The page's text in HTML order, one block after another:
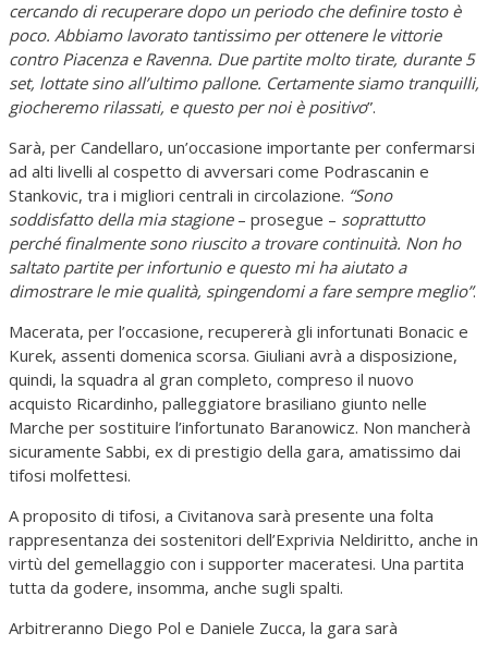
cercando di recuperare dopo un periodo che definire tosto è
poco. Abbiamo lavorato tantissimo per ottenere le vittorie
contro Piacenza e Ravenna. Due partite molto tirate, durante 5
set, lottate sino all’ultimo pallone. Certamente siamo tranquilli,
giocheremo rilassati, e questo per noi è positivo”.
Sarà, per Candellaro, un’occasione importante per confermarsi
ad alti livelli al cospetto di avversari come Podrascanin e
Stankovic, tra i migliori centrali in circolazione. “Sono
soddisfatto della mia stagione– prosegue – soprattutto
perché finalmente sono riuscito a trovare continuità. Non ho
saltato partite per infortunio e questo mi ha aiutato a
dimostrare le mie qualità, spingendomi a fare sempre meglio”.
Macerata, per l’occasione, recupererà gli infortunati Bonacic e
Kurek, assenti domenica scorsa. Giuliani avrà a disposizione,
quindi, la squadra al gran completo, compreso il nuovo
acquisto Ricardinho, palleggiatore brasiliano giunto nelle
Marche per sostituire l’infortunato Baranowicz. Non mancherà
sicuramente Sabbi, ex di prestigio della gara, amatissimo dai
tifosi molfettesi.
A proposito di tifosi, a Civitanova sarà presente una folta
rappresentanza dei sostenitori dell’Exprivia Neldiritto, anche in
virtù del gemellaggio con i supporter maceratesi. Una partita
tutta da godere, insomma, anche sugli spalti.
Arbitreranno Diego Pol e Daniele Zucca, la gara sarà